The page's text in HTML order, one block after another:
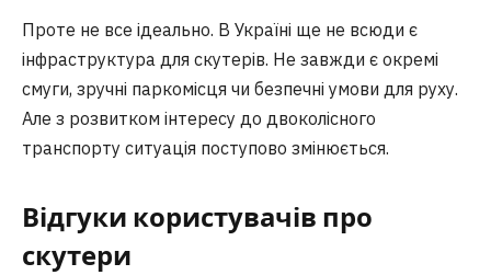
Проте не все ідеально. В Україні ще не всюди є
інфраструктура для скутерів. Не завжди є окремі
смуги, зручні паркомісця чи безпечні умови для руху.
Але з розвитком інтересу до двоколісного
транспорту ситуація поступово змінюється.
Відгуки користувачів про
скутери